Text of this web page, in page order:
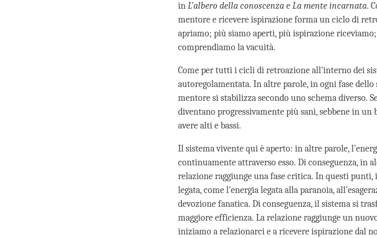
inL’albero della conoscenzaeLa mente incarnata.
mentore e ricevere ispirazione forma un ciclo di
apriamo; più siamo aperti, più ispirazione
comprendiamo la vacuità.
Come per tutti i cicli di retroazione all'interno dei
autoregolamentata. In altre parole, in ogni fase
mentore si stabilizza secondo uno schema diverso.
diventano progressivamente più sani, sebbene in un
avere alti e bassi.
Il sistema vivente qui è aperto: in altre parole,
continuamente attraverso esso. Di conseguenza, in
relazione raggiunge una fase critica. In questi punti,
legata, come l'energia legata alla paranoia,
devozione fanatica. Di conseguenza, il sistema si
maggiore efficienza. La relazione raggiunge un
iniziamo a relazionarci e a ricevere ispirazione dal